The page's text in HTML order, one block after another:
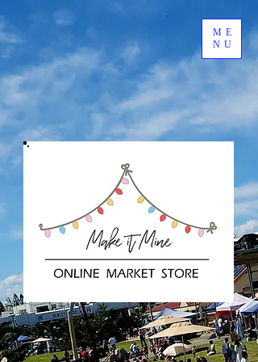
ME
NU